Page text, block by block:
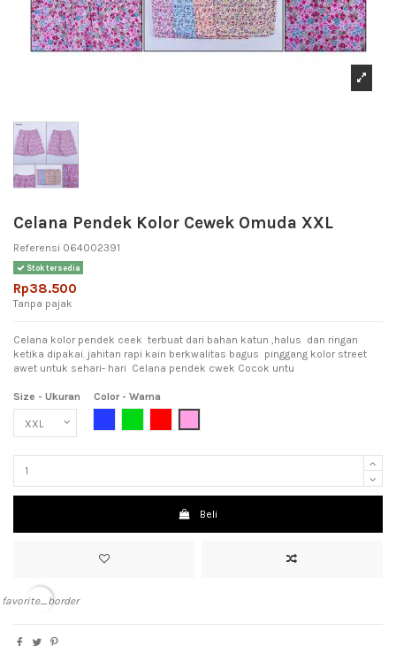
Celana Pendek Kolor Cewek Omuda XXL
Referensi 064002391
Stok tersedia
Rp38.500
Tanpa pajak
Celana kolor pendek ceek terbuat dari bahan katun ,halus dan ringan
ketika dipakai. jahitan rapi kain berkwalitas bagus pinggang kolor street
awet untuk sehari- hari Celana pendek cwek Cocok untu
Size - Ukuran
Color - Warna
Beli
favorite_border